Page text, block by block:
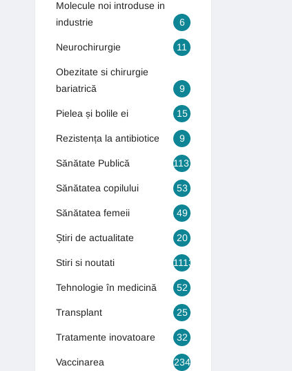
Molecule noi introduse in
industrie
6
Neurochirurgie 11
Obezitate si chirurgie
bariatrică
9
Pielea și bolile ei 15
Rezistența la antibiotice 9
Sănătate Publică 1131
Sănătatea copilului 53
Sănătatea femeii 49
Știri de actualitate 20
Stiri si noutati 1113
Tehnologie în medicină 52
Transplant 25
Tratamente inovatoare 32
Vaccinarea 234